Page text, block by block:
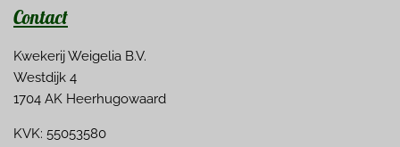
Contact
Kwekerij Weigelia B.V.
Westdijk 4
1704 AK Heerhugowaard
KVK: 55053580